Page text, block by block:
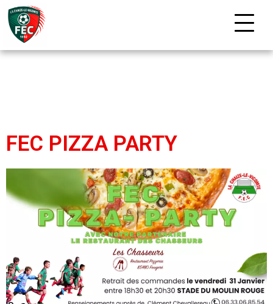
FEC PIZZA PARTY